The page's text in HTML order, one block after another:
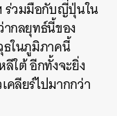
ร่วมมือกับญี่ปุ่นใน
กลยุทธ์นี้ของ
ธในภูมิภาคนี้
ใต้ อีกทั้งจะยิ่ง
คลียร์ไปมากกว่า
EMAIL